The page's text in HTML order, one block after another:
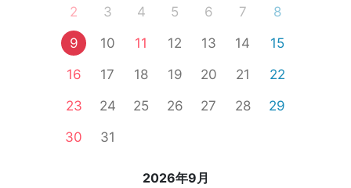
2
3 4 5 6 7
8
9
10 11 12 13 14
15
16
17 18 19 20 21
22
23
24 25 26 27 28
29
30
31
2026年9月